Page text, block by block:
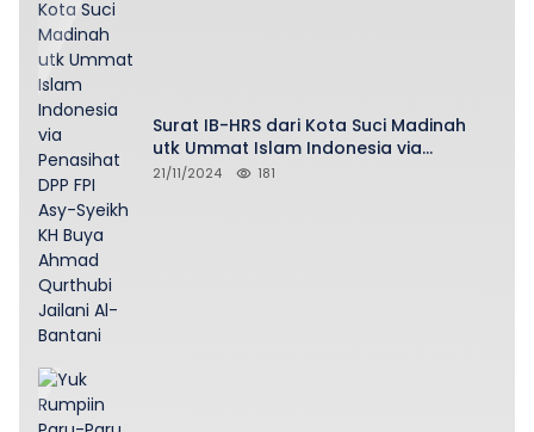
Surat IB-HRS dari Kota Suci Madinah
utk Ummat Islam Indonesia via
Penasihat DPP FPI Asy-Syeikh KH Buya
21/11/2024 181